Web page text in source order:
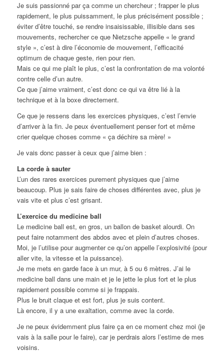
Je suis passionné par ça comme un chercheur ; frapper le plus
rapidement, le plus puissamment, le plus précisément possible ;
éviter d’être touché, se rendre insaisissable, illisible dans ses
mouvements, rechercher ce que Nietzsche appelle « le grand
style », c’est à dire l’économie de mouvement, l’efficacité
optimum de chaque geste, rien pour rien.
Mais ce qui me plaît le plus, c’est la confrontation de ma volonté
contre celle d’un autre.
Ce que j’aime vraiment, c’est donc ce qui va être lié à la
technique et à la boxe directement.
Ce que je ressens dans les exercices physiques, c’est l’envie
d’arriver à la fin. Je peux éventuellement penser fort et même
crier quelque choses comme « ça déchire sa mère! »
Je vais donc passer à ceux que j’aime bien :
La corde à sauter
L’un des rares exercices purement physiques que j’aime
beaucoup. Plus je sais faire de choses différentes avec, plus je
vais vite et plus c’est grisant.
L’exercice du medicine ball
Le medicine ball est, en gros, un ballon de basket alourdi. On
peut faire notamment des abdos avec et plein d’autres choses.
Moi, je l’utilise pour augmenter ce qu’on appelle l’explosivité (pour
aller vite, la vitesse et la puissance).
Je me mets en garde face à un mur, à 5 ou 6 mètres. J’ai le
medicine ball dans une main et je le jette le plus fort et le plus
rapidement possible comme si je frappais.
Plus le bruit claque et est fort, plus je suis content.
Là encore, il y a une exaltation, comme avec la corde.
Je ne peux évidemment plus faire ça en ce moment chez moi (je
vais à la salle pour le faire), car je perdrais alors l’estime de mes
voisins.